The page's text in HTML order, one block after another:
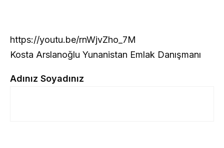
https://youtu.be/rnWjvZho_7M
Kosta Arslanoğlu Yunanistan Emlak Danışmanı
Adınız Soyadınız